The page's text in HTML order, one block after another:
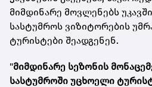
მიმდინარე მოვლენებს
სასტუმროს ვიზიტორების
ტურისტები შეადგენენ.
"მიმდინარე სეზონის
სასტუმროში უცხოელი